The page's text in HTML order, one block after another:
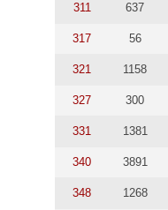
311 637
317 56
321 1158
327 300
331 1381
340 3891
348 1268